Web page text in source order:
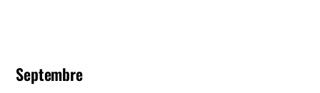
Septembre